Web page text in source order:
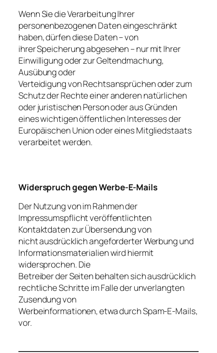
Wenn Sie die Verarbeitung Ihrer
personenbezogenen Daten eingeschränkt
haben, dürfen diese Daten – von
ihrer Speicherung abgesehen – nur mit Ihrer
Einwilligung oder zur Geltendmachung,
Ausübung oder
Verteidigung von Rechtsansprüchen oder zum
Schutz der Rechte einer anderen natürlichen
oder juristischen Person oder aus Gründen
eines wichtigen öffentlichen Interesses der
Europäischen Union oder eines Mitgliedstaats
verarbeitet werden.
Widerspruch gegen Werbe-E-Mails
Der Nutzung von im Rahmen der
Impressumspflicht veröffentlichten
Kontaktdaten zur Übersendung von
nicht ausdrücklich angeforderter Werbung und
Informationsmaterialien wird hiermit
widersprochen. Die
Betreiber der Seiten behalten sich ausdrücklich
rechtliche Schritte im Falle der unverlangten
Zusendung von
Werbeinformationen, etwa durch Spam-E-Mails,
vor.